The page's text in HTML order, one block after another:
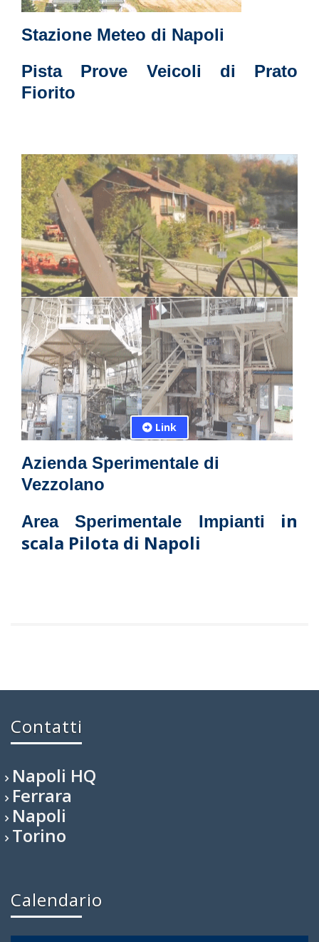
Stazione Meteo di Napoli
Pista Prove Veicoli di Prato
Fiorito
Link
Azienda Sperimentale di
Vezzolano
Area Sperimentale Impianti
in
scala Pilota di Napoli
Contatti
Napoli HQ
Ferrara
Napoli
Torino
Calendario